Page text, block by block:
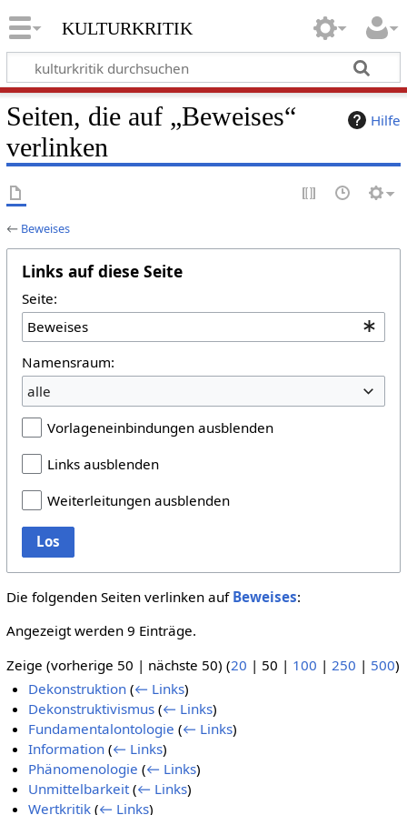
kulturkritik
Hilfe
Seiten, die auf „Beweises“
verlinken
← Beweises
Links auf diese Seite
Seite:
Namensraum:
alle
Vorlageneinbindungen ausblenden
Links ausblenden
Weiterleitungen ausblenden
Los
Die folgenden Seiten verlinken auf Beweises:
Angezeigt werden 9 Einträge.
Zeige (vorherige 50 | nächste 50) (20 | 50 | 100 | 250 | 500)
Dekonstruktion (← Links)
Dekonstruktivismus (← Links)
Fundamentalontologie (← Links)
Information (← Links)
Phänomenologie (← Links)
Unmittelbarkeit (← Links)
Wertkritik (← Links)